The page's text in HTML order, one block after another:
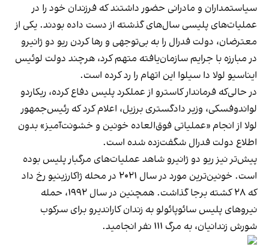
سیاستمداران و مادرانی حضور داشتند که فرزندان خود را در
عملیات‌های پلیسی سال‌های گذشته از دست داده بودند. یکی از
معترضان، دولت فدرال را به بی‌توجهی و رها کردن ریو دو ژانیرو
در مبارزه با جرایم سازمان‌یافته متهم کرد، هرچند دولت لوئیس
ایناسیو لولا دا سیلوا این اتهام را رد کرده است.
در حالی‌که فرماندار کاسترو از عملکرد پلیس دفاع کرده، ریکاردو
لواندوفسکی، وزیر دادگستری برزیل، اعلام کرد که رئیس‌جمهور
لولا از انجام «عملیاتی فوق‌العاده خونین و خشونت‌آمیز» بدون
اطلاع دولت فدرال شگفت‌زده شده است.
پیش‌تر نیز ریو دو ژانیرو شاهد عملیات‌های مرگبار پلیس بوده
است. خونین‌ترین مورد در سال ۲۰۲۱ در محله ژاکارزینیو رخ داد
که ۲۸ کشته برجا گذاشت. همچنین در سال ۱۹۹۲، حمله
نیروهای پلیس سائوپائولو به زندان کاراندیرو برای سرکوب
شورش زندانیان، به مرگ ۱۱۱ نفر انجامید.